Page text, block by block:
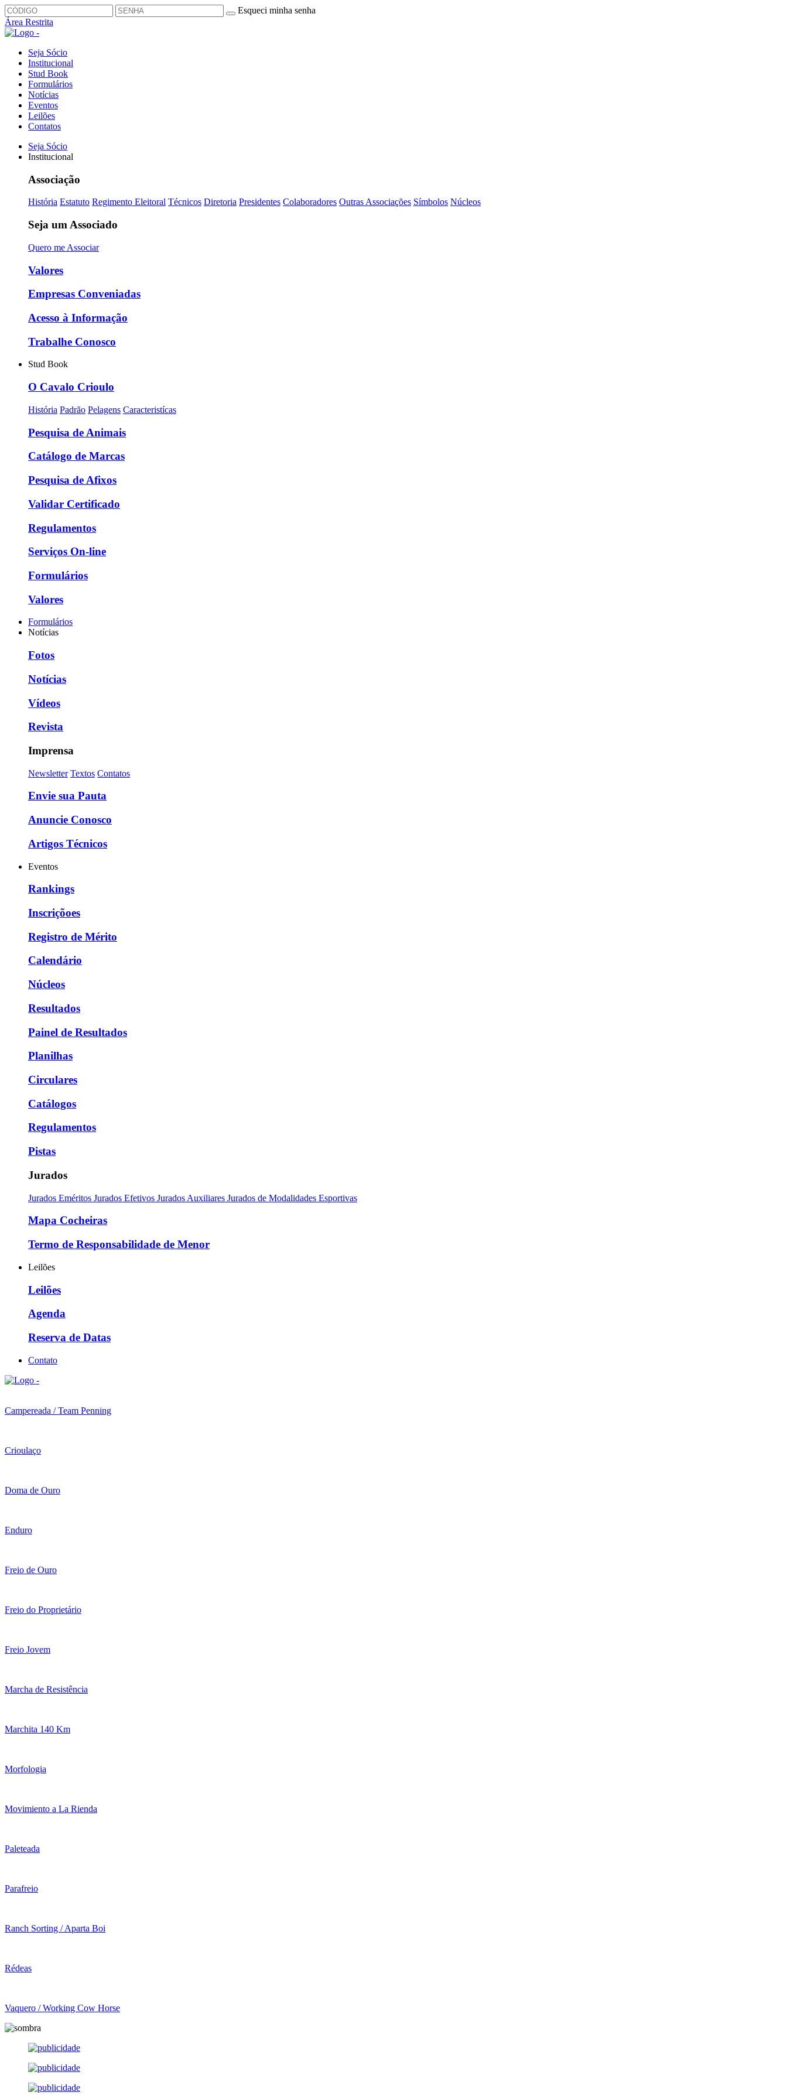
Esqueci minha senha
Área Restrita
Seja Sócio
Institucional
Stud Book
Formulários
Notícias
Eventos
Leilões
Contatos
Seja Sócio
Institucional
Associação
História Estatuto Regimento Eleitoral Técnicos Diretoria Presidentes Colaboradores Outras Associações Símbolos Núcleos
Seja um Associado
Quero me Associar
Valores
Empresas Conveniadas
Acesso à Informação
Trabalhe Conosco
Stud Book
O Cavalo Crioulo
História Padrão Pelagens Caracteristícas
Pesquisa de Animais
Catálogo de Marcas
Pesquisa de Afixos
Validar Certificado
Regulamentos
Serviços On-line
Formulários
Valores
Formulários
Notícias
Fotos
Notícias
Vídeos
Revista
Imprensa
Newsletter Textos Contatos
Envie sua Pauta
Anuncie Conosco
Artigos Técnicos
Eventos
Rankings
Inscriçõoes
Registro de Mérito
Calendário
Núcleos
Resultados
Painel de Resultados
Planilhas
Circulares
Catálogos
Regulamentos
Pistas
Jurados
Jurados Eméritos Jurados Efetivos Jurados Auxiliares Jurados de Modalidades Esportivas
Mapa Cocheiras
Termo de Responsabilidade de Menor
Leilões
Leilões
Agenda
Reserva de Datas
Contato
Campereada / Team Penning
Crioulaço
Doma de Ouro
Enduro
Freio de Ouro
Freio do Proprietário
Freio Jovem
Marcha de Resistência
Marchita 140 Km
Morfologia
Movimiento a La Rienda
Paleteada
Parafreio
Ranch Sorting / Aparta Boi
Rédeas
Vaquero / Working Cow Horse